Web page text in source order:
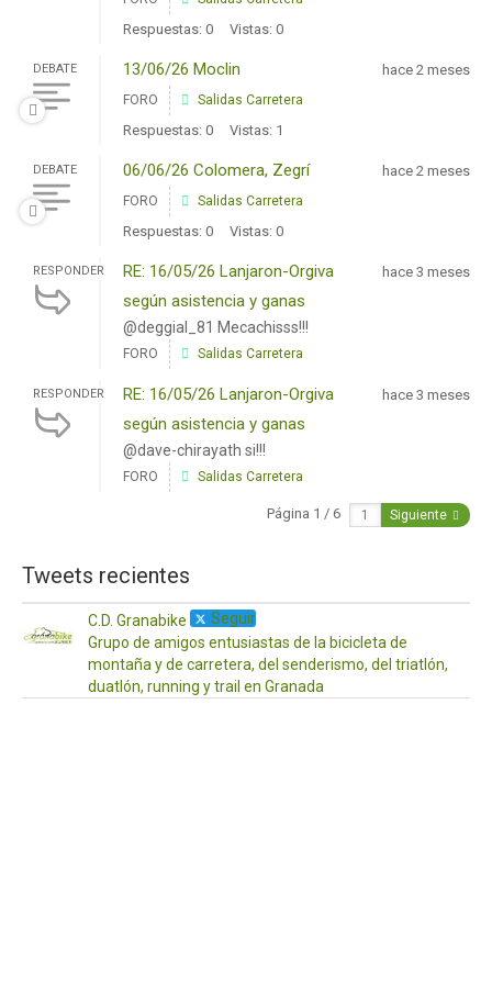
Respuestas: 0 Vistas: 0
DEBATE 13/06/26 Moclin hace 2 meses
FORO Salidas Carretera
Respuestas: 0 Vistas: 1
DEBATE 06/06/26 Colomera, Zegrí hace 2 meses
FORO Salidas Carretera
Respuestas: 0 Vistas: 0
RESPONDER
RE: 16/05/26 Lanjaron-Orgiva
según asistencia y ganas
@deggial_81 Mecachisss!!!
hace 3 meses
FORO Salidas Carretera
RESPONDER
RE: 16/05/26 Lanjaron-Orgiva
según asistencia y ganas
@dave-chirayath si!!!
hace 3 meses
FORO Salidas Carretera
Página 1 / 6 Siguiente
Tweets recientes
C.D. Granabike
Seguir
Grupo de amigos entusiastas de la bicicleta de
montaña y de carretera, del senderismo, del triatlón,
duatlón, running y trail en Granada